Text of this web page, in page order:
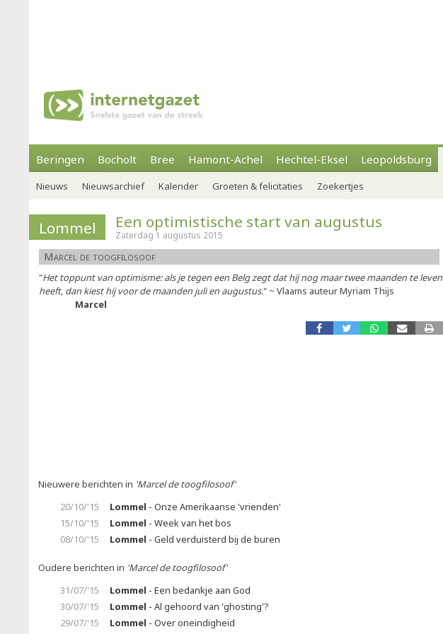
Beringen Bocholt Bree Hamont-Achel Hechtel-Eksel Leopoldsburg
Nieuws Nieuwsarchief Kalender Groeten & felicitaties Zoekertjes
Lommel Een optimistische start van augustus
Zaterdag 1 augustus 2015
Marcel de toogfilosoof
"Het toppunt van optimisme: als je tegen een Belg zegt dat hij nog maar twee maanden te leven
heeft, dan kiest hij voor de maanden juli en augustus." ~ Vlaams auteur Myriam Thijs
Marcel
Nieuwere berichten in 'Marcel de toogfilosoof'
20/10/'15
Lommel - Onze Amerikaanse 'vrienden'
15/10/'15
Lommel - Week van het bos
08/10/'15
Lommel - Geld verduisterd bij de buren
Oudere berichten in 'Marcel de toogfilosoof'
31/07/'15
Lommel - Een bedankje aan God
30/07/'15
Lommel - Al gehoord van 'ghosting'?
29/07/'15
Lommel - Over oneindigheid